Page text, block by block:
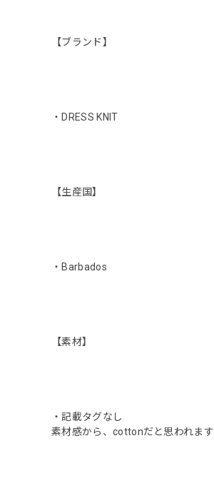
【ブランド】
・DRESS KNIT
【生産国】
・Barbados
【素材】
・記載タグなし
素材感から、cottonだと思われます